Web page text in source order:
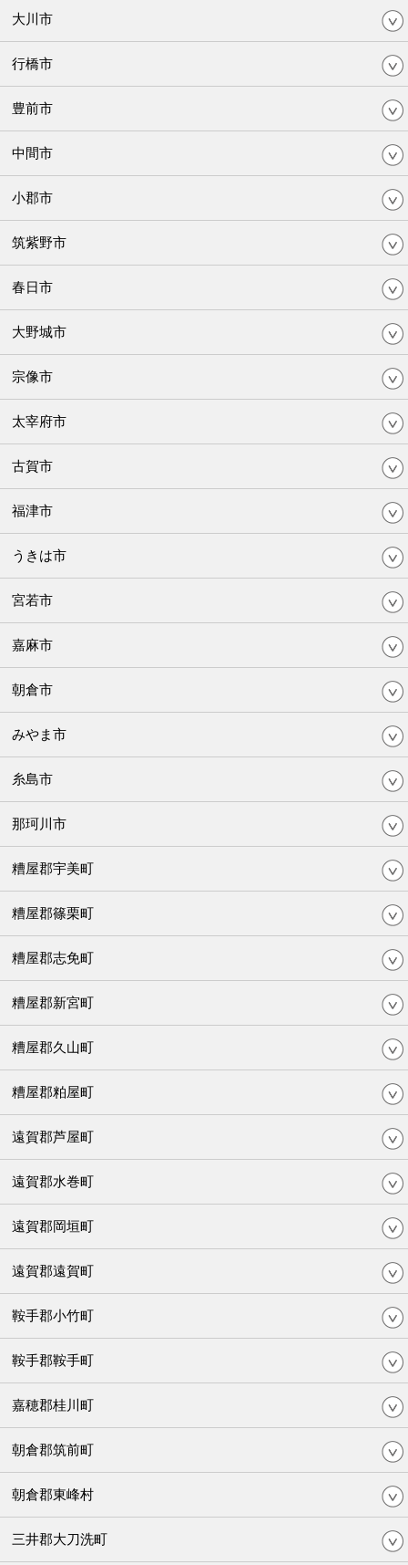
大川市
行橋市
豊前市
中間市
小郡市
筑紫野市
春日市
大野城市
宗像市
太宰府市
古賀市
福津市
うきは市
宮若市
嘉麻市
朝倉市
みやま市
糸島市
那珂川市
糟屋郡宇美町
糟屋郡篠栗町
糟屋郡志免町
糟屋郡新宮町
糟屋郡久山町
糟屋郡粕屋町
遠賀郡芦屋町
遠賀郡水巻町
遠賀郡岡垣町
遠賀郡遠賀町
鞍手郡小竹町
鞍手郡鞍手町
嘉穂郡桂川町
朝倉郡筑前町
朝倉郡東峰村
三井郡大刀洗町